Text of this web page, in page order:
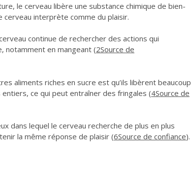
le cerveau libère une substance chimique de bien-
interprète comme du plaisir.
continue de rechercher des actions qui
notamment en mangeant (2Source de
aliments riches en sucre est qu’ils libèrent beaucoup
ce qui peut entraîner des fringales (4Source de
dans lequel le cerveau recherche de plus en plus
la même réponse de plaisir (6Source de confiance).